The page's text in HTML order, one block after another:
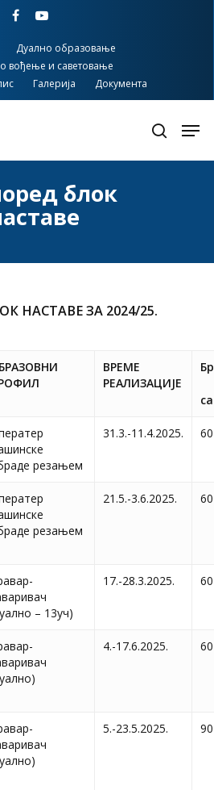
facebookyoutube
Дуално образовање
вођење и саветовање
Галерија Документа
блок
НАСТАВЕ ЗА 2024/25.
ВРЕМЕ
РЕАЛИЗАЦИЈЕ
резањем
31.3.-11.4.2025. 60
резањем
21.5.-3.6.2025. 60
– 13уч)
17.-28.3.2025. 60
4.-17.6.2025. 60
5.-23.5.2025. 90